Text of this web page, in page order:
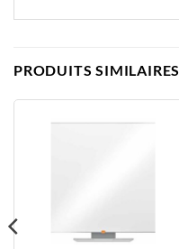
PRODUITS SIMILAIRES